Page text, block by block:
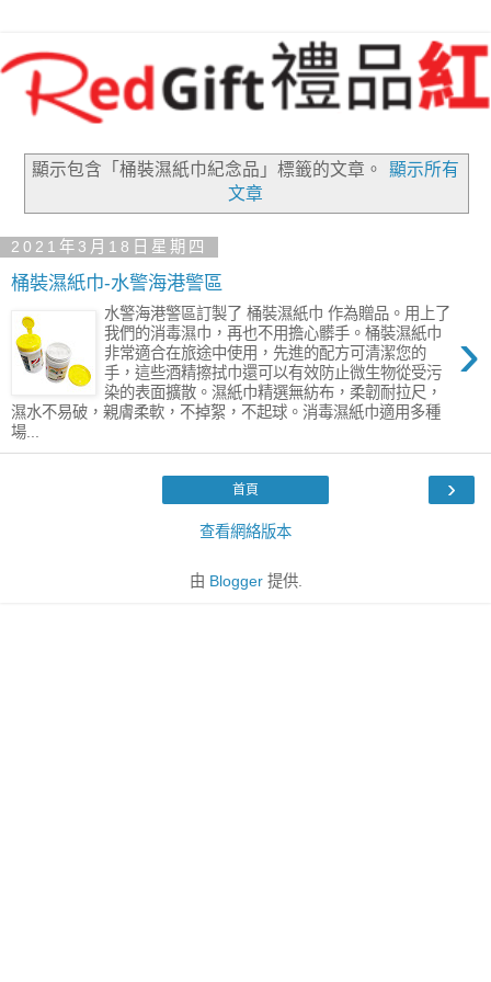
顯示包含「桶裝濕紙巾紀念品」 標籤的文章。
顯示所有
文章
2021年3月18日星期四
桶裝濕紙巾-水警海港警區
›
水警海港警區訂製了 桶裝濕紙巾 作為贈品。用上了
我們的消毒濕巾，再也不用擔心髒手。桶裝濕紙巾
非常適合在旅途中使用，先進的配方可清潔您的
手，這些酒精擦拭巾還可以有效防止微生物從受污
染的表面擴散。濕紙巾精選無紡布，柔韌耐拉尺，
濕水不易破，親膚柔軟，不掉絮，不起球。消毒濕紙巾適用多種
場...
›
首頁
查看網絡版本
由 Blogger提供.